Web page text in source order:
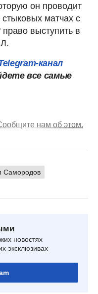
он проводит
матчах с
выступить в
канал
все самые
нам об этом.
Самородов
новостях
эксклюзивах